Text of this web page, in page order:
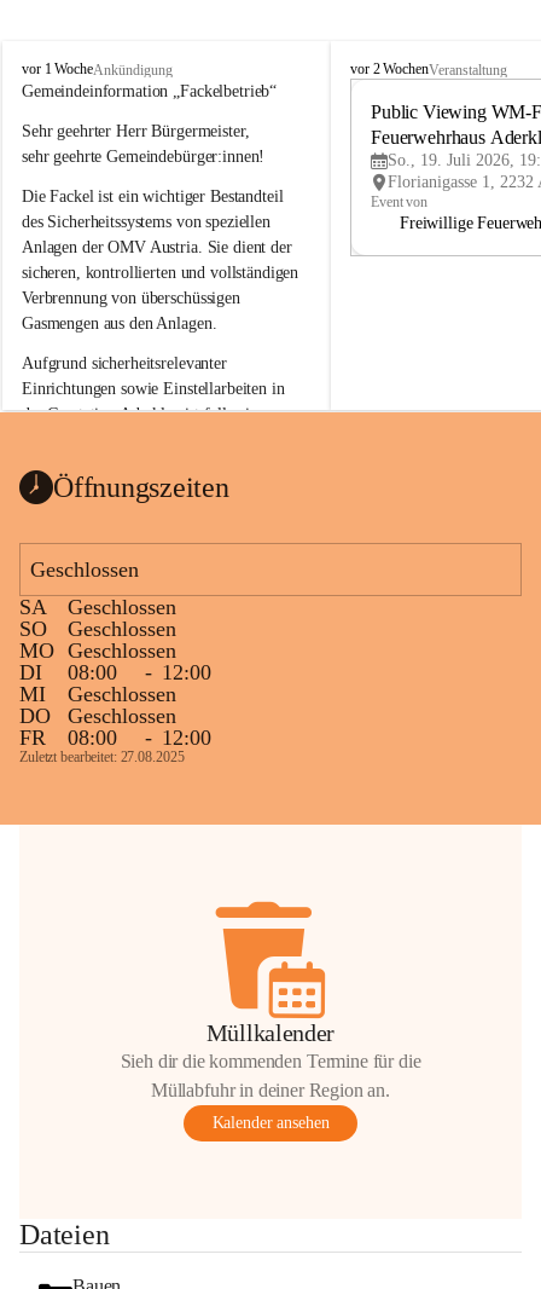
A
d
r
k
a
a
vor 1 WocheAnkündigung
Gemeindeinformation „Fackelbetrieb“
Sehr geehrter Herr Bürgermeister,
sehr geehrte Gemeindebürger:innen!
Die Fackel ist ein wichtiger Bestandteil
des Sicherheitssystems von speziellen
Anlagen der OMV Austria. Sie dient der
sicheren, kontrollierten und vollständigen
Verbrennung von überschüssigen
Gasmengen aus den Anlagen.
Aufgrund sicherheitsrelevanter
Einrichtungen sowie Einstellarbeiten in
der Gasstation Aderklaa ist fallweise
kommenden Tagen und Wochen wird
sein.
Die OMV Austria ist bemüht, für die
Bevölkerung ungewohnte, jedoch
technisch notwendige Betriebszustände so
kurz wie möglich zu halten.
Wir bitten daher die umliegende
Bevölkerung um Verständnis.
anrainer-service@omv.com
Bei Fragen, Anliegen oder Beschwerden.
Die OMV wird im Zuge von
A
vor 2 WochenVeranstaltung
Public Viewing WM-
Feuerwehrhaus
So., 19. Juli 2026,
Event von
Freiwillige
Öffnungszeiten
Geschlossen
SA
Geschlossen
SO
Geschlossen
MO Geschlossen
DI
08:00 - 12:00
MI
Geschlossen
DO
Geschlossen
FR
08:00 - 12:00
Zuletzt bearbeitet: 27.08.2025
Müllkalender
Sieh dir die kommenden Termine für die
Müllabfuhr in deiner Region an.
Kalender ansehen
Dateien